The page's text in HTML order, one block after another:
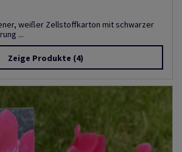
weißer Zellstoffkarton mit schwarzer
...
Zeige Produkte (4)